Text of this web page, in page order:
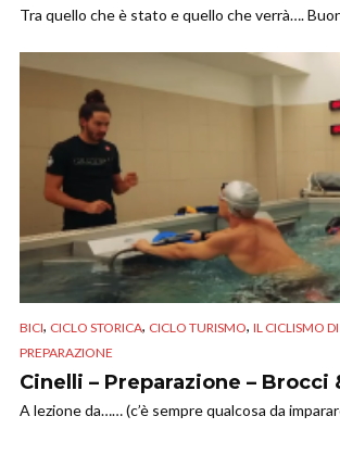
Tra quello che è stato e quello che verrà….
BICI, CICLO STORICA, CICLO TURISMO, IL CICLISMO
PREPARAZIONE
Cinelli – Preparazione – Brocci
A lezione da…… (c’è sempre qualcosa da